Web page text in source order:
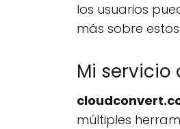
los usuarios
más sobre
Mi servicio
múltiples